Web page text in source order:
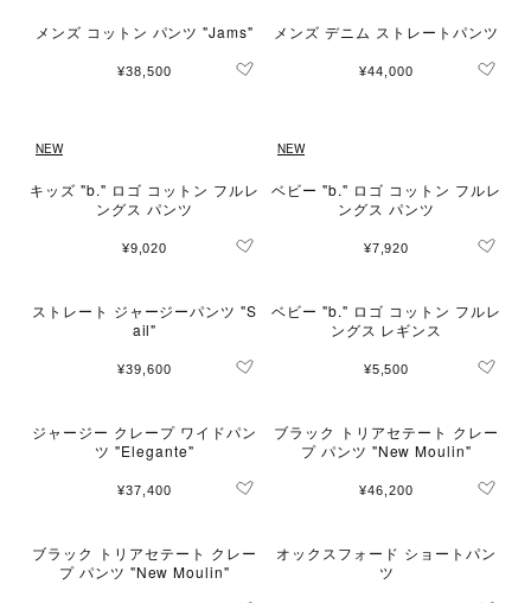
メンズ コットン パンツ "Jams"
¥38,500
メンズ デニム ストレートパンツ
¥44,000
NEW
キッズ "b." ロゴ コットン フルレ
ングス パンツ
¥9,020
NEW
ベビー "b." ロゴ コットン フルレ
ングス パンツ
¥7,920
ストレート ジャージーパンツ "S
ail"
¥39,600
ベビー "b." ロゴ コットン フルレ
ングス レギンス
¥5,500
ジャージー クレープ ワイドパン
ツ "Elegante"
¥37,400
ブラック トリアセテート クレー
プ パンツ "New Moulin"
¥46,200
ブラック トリアセテート クレー
プ パンツ "New Moulin"
オックスフォード ショートパン
ツ